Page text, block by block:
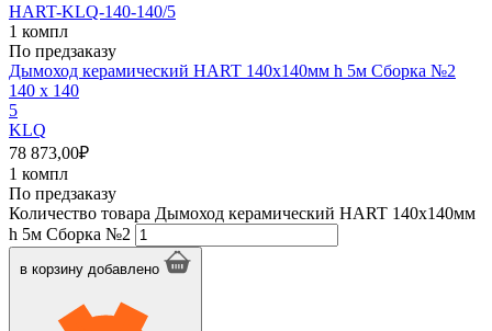
HART-KLQ-140-140/5
1 компл
По предзаказу
Дымоход керамический HART 140х140мм h 5м Сборка №2
140 x 140
5
KLQ
78 873,00₽
1 компл
По предзаказу
Количество товара Дымоход керамический HART 140х140мм
h 5м Сборка №2
в корзину добавлено